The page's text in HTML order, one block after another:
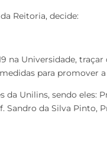
Reitoria, decide:
Universidade,
para promover
Unilins, sendo eles:
Sandro da Silva